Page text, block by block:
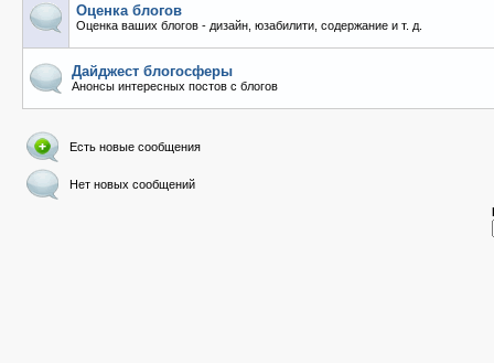
Оценка блогов
Оценка ваших блогов - дизайн, юзабилити, содержание и т. д.
Дайджест блогосферы
Анонсы интересных постов с блогов
Есть новые сообщения
Нет новых сообщений